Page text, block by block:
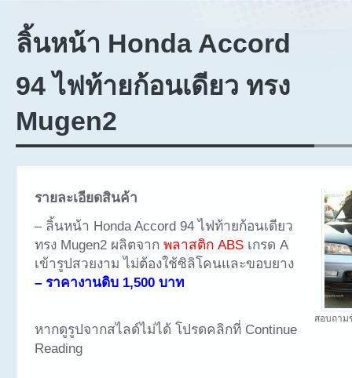
ลิ้นหน้า Honda Accord
94 ไฟท้ายก้อนเดียว ทรง
Mugen2
สอบถาม
รายละเอียดสินค้า
– ลิ้นหน้า Honda Accord 94 ไฟท้ายก้อนเดียว
ทรง Mugen2 ผลิตจาก พลาสติก ABS เกรด A
เข้ารูปสวยงาม ไม่ต้องใช้ซิลิโคนและขอบยาง
– ราคางานดิบ 1,500 บาท
หากดูรูปจากสไลด์ไม่ได้ โปรดคลิกที่ Continue
Reading